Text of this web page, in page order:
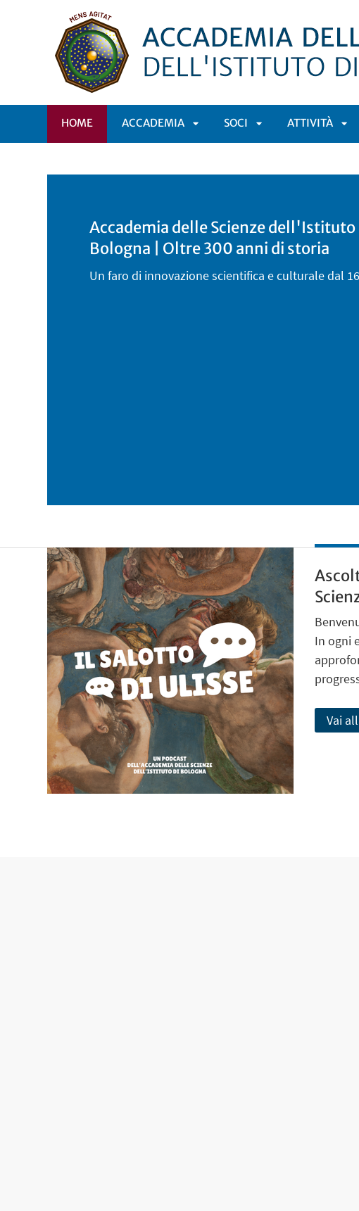
HOME ACCADEMIA SOCI ATTIVITÀ
Accademia delle Scienze dell'Istituto
Bologna | Oltre 300 anni di storia
Un faro di innovazione scientifica e culturale dal
In ogni
Vai